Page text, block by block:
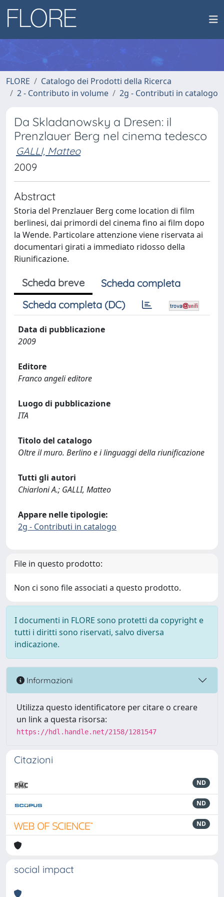
FLORE
Catalogo dei Prodotti della Ricerca
2 - Contributo in volume
2g - Contributi in catalogo
Da Skladanowsky a Dresen: il
Prenzlauer Berg nel cinema tedesco
GALLI, Matteo
2009
Abstract
Storia del Prenzlauer Berg come location di film
berlinesi, dai primordi del cinema fino ai film dopo
la Wende. Particolare attenzione viene riservata ai
documentari girati a immediato ridosso della
Riunificazione.
Scheda breve
Scheda completa
Scheda completa (DC)
Data di pubblicazione
2009
Editore
Franco angeli editore
Luogo di pubblicazione
ITA
Titolo del catalogo
Oltre il muro. Berlino e i linguaggi della riunificazione
Tutti gli autori
Chiarloni A.; GALLI, Matteo
Appare nelle tipologie:
2g - Contributi in catalogo
File in questo prodotto:
Non ci sono file associati a questo prodotto.
I documenti in FLORE sono protetti da copyright e
tutti i diritti sono riservati, salvo diversa
indicazione.
Informazioni
Utilizza questo identificatore per citare o creare
un link a questa risorsa:
https://hdl.handle.net/2158/1281547
Citazioni
ND
ND
ND
social impact